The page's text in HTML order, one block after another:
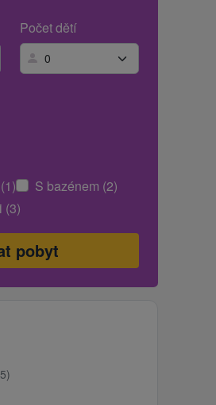
Počet dětí
S bazénem (2)
(3)